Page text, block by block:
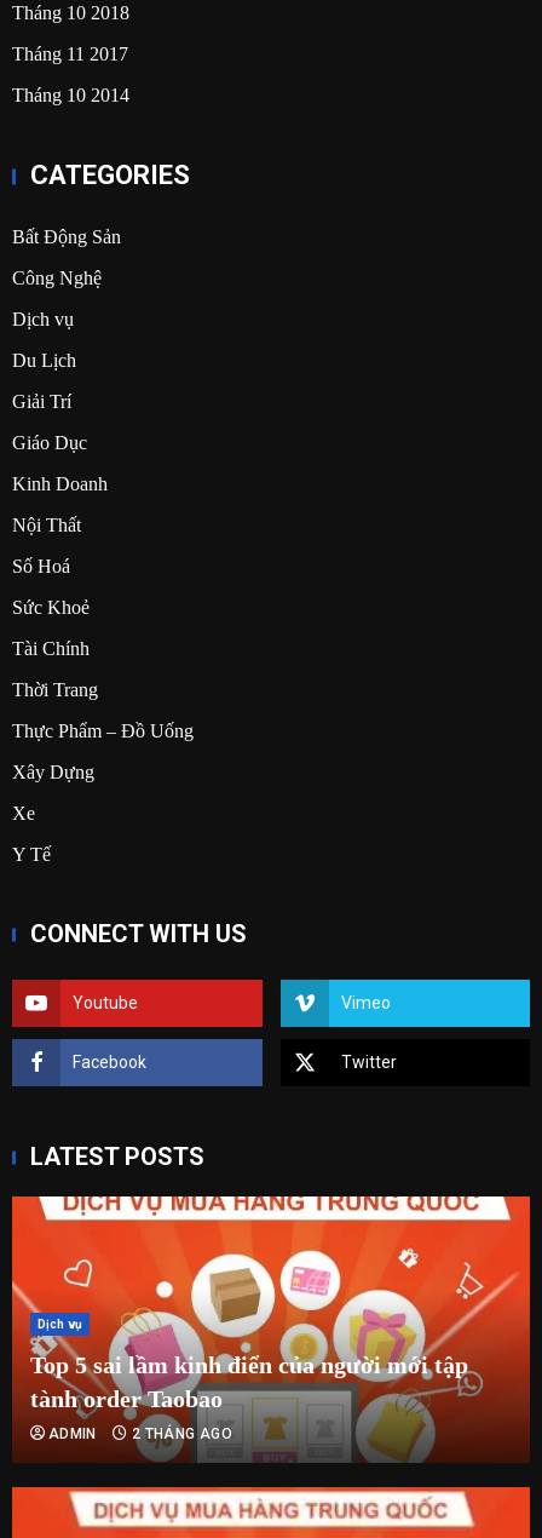
Tháng 10 2018
Tháng 11 2017
Tháng 10 2014
CATEGORIES
Bất Động Sản
Công Nghệ
Dịch vụ
Du Lịch
Giải Trí
Giáo Dục
Kinh Doanh
Nội Thất
Số Hoá
Sức Khoẻ
Tài Chính
Thời Trang
Thực Phẩm – Đồ Uống
Xây Dựng
Xe
Y Tế
CONNECT WITH US
Youtube Vimeo
Facebook Twitter
LATEST POSTS
Dịch vụ
Top 5 sai lầm kinh điển của người mới tập
tành order Taobao
ADMIN 2 THÁNG AGO